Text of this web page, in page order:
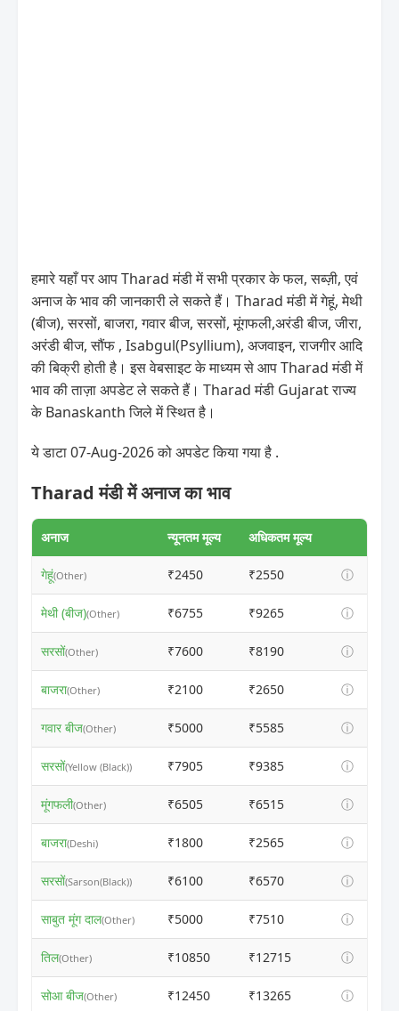
हमारे यहाँ पर आप Tharad मंडी में सभी प्रकार के फल, सब्ज़ी, एवं
अनाज के भाव की जानकारी ले सकते हैं। Tharad मंडी में गेहूं, मेथी
(बीज), सरसों, बाजरा, गवार बीज, सरसों, मूंगफली,अरंडी बीज, जीरा,
अरंडी बीज, सौंफ , Isabgul(Psyllium), अजवाइन, राजगीर आदि
की बिक्री होती है। इस वेबसाइट के माध्यम से आप Tharad मंडी में
भाव की ताज़ा अपडेट ले सकते हैं। Tharad मंडी Gujarat राज्य
के Banaskanth जिले में स्थित है।
ये डाटा 07-Aug-2026 को अपडेट किया गया है .
Tharad मंडी में अनाज का भाव
अनाज न्यूनतम मूल्य अधिकतम मूल्य
गेहूं(Other) ₹2450 ₹2550 ⓘ
मेथी (बीज)(Other) ₹6755 ₹9265 ⓘ
सरसों(Other) ₹7600 ₹8190 ⓘ
बाजरा(Other) ₹2100 ₹2650 ⓘ
गवार बीज(Other) ₹5000 ₹5585 ⓘ
सरसों(Yellow (Black)) ₹7905 ₹9385 ⓘ
मूंगफली(Other) ₹6505 ₹6515 ⓘ
बाजरा(Deshi) ₹1800 ₹2565 ⓘ
सरसों(Sarson(Black)) ₹6100 ₹6570 ⓘ
साबुत मूंग दाल(Other) ₹5000 ₹7510 ⓘ
तिल(Other) ₹10850 ₹12715 ⓘ
सोआ बीज(Other) ₹12450 ₹13265 ⓘ